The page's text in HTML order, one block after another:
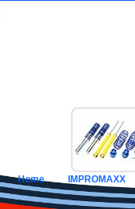
Home IMPROMAXX